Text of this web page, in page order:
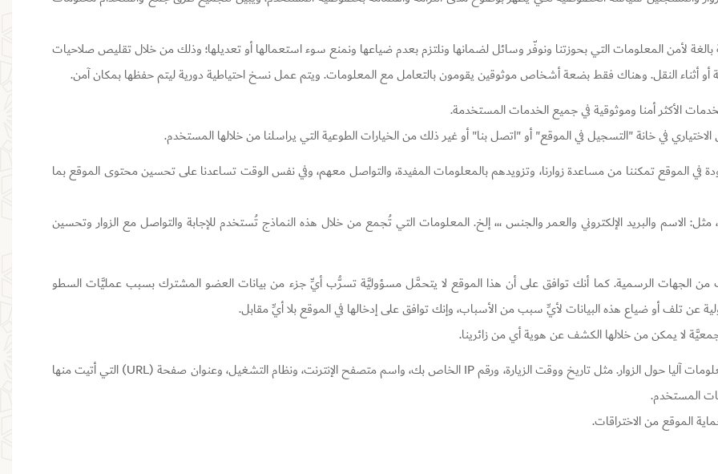
لأمن المعلومات التي بحوزتنا ونوفّر وسائل لضمانها ونلتزم بعدم ضياعها ونمنع سوء استعمالها أو تعديلها؛ وذلك من خلال تقليص صلاحيات
أثناء النقل. وهناك فقط بضعة أشخاص موثوقين يقومون بالتعامل مع المعلومات. ويتم عمل نسخ احتياطية دورية ليتم حفظها بمكان آمن.
الأكثر أمنا وموثوقية في جميع الخدمات المستخدمة.
في خانة "التسجيل في الموقع" أو "اتصل بنا" أو غير ذلك من الخيارات الطوعية التي يراسلنا من خلالها المستخدم.
في الموقع تمكننا من مساعدة زوارنا، وتزويدهم بالمعلومات المفيدة، والتواصل معهم، وفي نفس الوقت تساعدنا على تحسين محتوى الموقع بما
والبريد الإلكتروني والعمر والجنس ،،، إلخ. المعلومات التي تُجمع من خلال هذه النماذج تُستخدم للإجابة والتواصل مع الزوار وتحسين
من الجهات الرسمية. كما أنك توافق على أن هذا الموقع لا يتحمَّل مسؤوليَّة تسرُّب أيِّ جزء من بيانات العضو المشترك بسبب عمليَّات السطو
عن تلف أو ضياع هذه البيانات لأيِّ سبب من الأسباب، وإنك توافق على إدخالها في الموقع بلا أيِّ مقابل.
لا يمكن من خلالها الكشف عن هوية أي من زائرينا.
بتسجيل بعض المعلومات آليا حول الزوار. مثل تاريخ ووقت الزيارة، ورقم IP الخاص بك، واسم متصفح الإنترنت، ونظام التشغيل، وعنوان صفحة (URL) التي أتيت منها
المستخدم.
الموقع من الاختراقات.